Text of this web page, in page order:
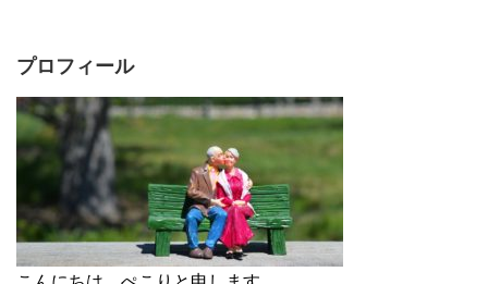
プロフィール